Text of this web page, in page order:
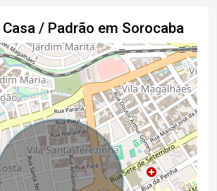
/ Padrão em Sorocaba